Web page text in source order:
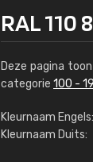
RAL 110
Deze pagina
categorie 100 -
Kleurnaam Engels:
Kleurnaam Duits: